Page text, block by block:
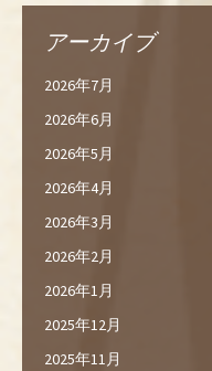
アーカイブ
2026年7月
2026年6月
2026年5月
2026年4月
2026年3月
2026年2月
2026年1月
2025年12月
2025年11月